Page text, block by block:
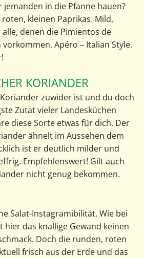
in die Pfanne hauen?
kleinen Paprikas. Mild,
denen die Pimientos de
Apéro – Italian Style.
KORIANDER
zuwider ist und du doch
Zutat vieler Landesküchen
diese Sorte etwas für dich. Der
ähnelt im Aussehen dem
ist er deutlich milder und
Empfehlenswert! Gilt auch
nicht genug bekommen.
Salat-Instagramibilität. Wie bei
hier das knallige Gewand keinen
Doch die runden, roten
frisch aus der Erde und das